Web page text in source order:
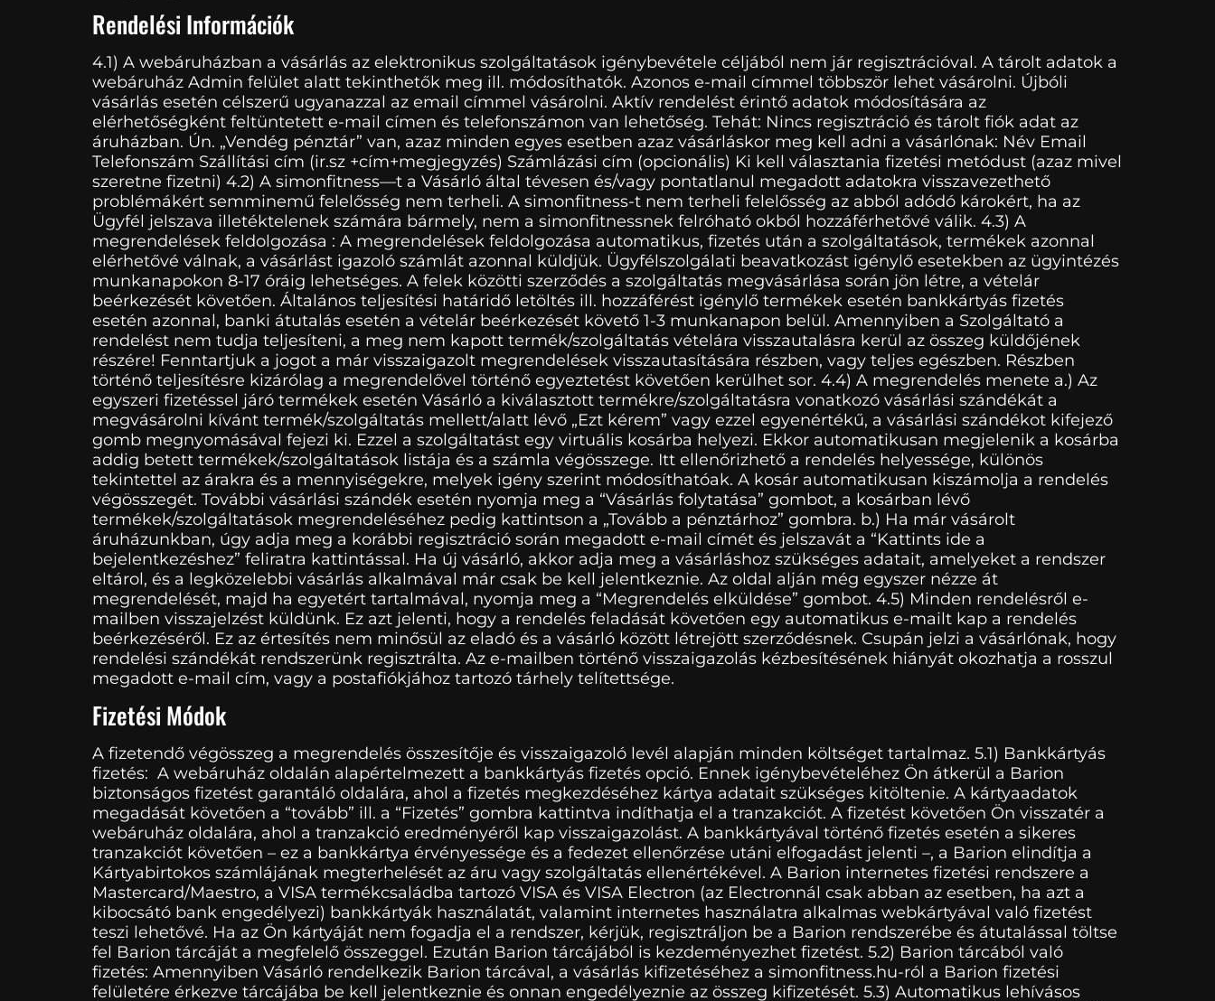
Rendelési Információk
4.1) A webáruházban a vásárlás az elektronikus szolgáltatások igénybevétele céljából nem jár regisztrációval. A tárolt adatok a
webáruház Admin felület alatt tekinthetők meg ill. módosíthatók. Azonos e-mail címmel többször lehet vásárolni. Újbóli
vásárlás esetén célszerű ugyanazzal az email címmel vásárolni. Aktív rendelést érintő adatok módosítására az
elérhetőségként feltüntetett e-mail címen és telefonszámon van lehetőség. Tehát: Nincs regisztráció és tárolt fiók adat az
áruházban. Ún. „Vendég pénztár” van, azaz minden egyes esetben azaz vásárláskor meg kell adni a vásárlónak: Név Email
Telefonszám Szállítási cím (ir.sz +cím+megjegyzés) Számlázási cím (opcionális) Ki kell választania fizetési metódust (azaz mivel
szeretne fizetni) 4.2) A simonfitness—t a Vásárló által tévesen és/vagy pontatlanul megadott adatokra visszavezethető
problémákért semminemű felelősség nem terheli. A simonfitness-t nem terheli felelősség az abból adódó károkért, ha az
Ügyfél jelszava illetéktelenek számára bármely, nem a simonfitnessnek felróható okból hozzáférhetővé válik. 4.3) A
megrendelések feldolgozása : A megrendelések feldolgozása automatikus, fizetés után a szolgáltatások, termékek azonnal
elérhetővé válnak, a vásárlást igazoló számlát azonnal küldjük. Ügyfélszolgálati beavatkozást igénylő esetekben az ügyintézés
munkanapokon 8-17 óráig lehetséges. A felek közötti szerződés a szolgáltatás megvásárlása során jön létre, a vételár
beérkezését követően. Általános teljesítési határidő letöltés ill. hozzáférést igénylő termékek esetén bankkártyás fizetés
esetén azonnal, banki átutalás esetén a vételár beérkezését követő 1-3 munkanapon belül. Amennyiben a Szolgáltató a
rendelést nem tudja teljesíteni, a meg nem kapott termék/szolgáltatás vételára visszautalásra kerül az összeg küldőjének
részére! Fenntartjuk a jogot a már visszaigazolt megrendelések visszautasítására részben, vagy teljes egészben. Részben
történő teljesítésre kizárólag a megrendelővel történő egyeztetést követően kerülhet sor. 4.4) A megrendelés menete a.) Az
egyszeri fizetéssel járó termékek esetén Vásárló a kiválasztott termékre/szolgáltatásra vonatkozó vásárlási szándékát a
megvásárolni kívánt termék/szolgáltatás mellett/alatt lévő „Ezt kérem” vagy ezzel egyenértékű, a vásárlási szándékot kifejező
gomb megnyomásával fejezi ki. Ezzel a szolgáltatást egy virtuális kosárba helyezi. Ekkor automatikusan megjelenik a kosárba
addig betett termékek/szolgáltatások listája és a számla végösszege. Itt ellenőrizhető a rendelés helyessége, különös
tekintettel az árakra és a mennyiségekre, melyek igény szerint módosíthatóak. A kosár automatikusan kiszámolja a rendelés
végösszegét. További vásárlási szándék esetén nyomja meg a “Vásárlás folytatása” gombot, a kosárban lévő
termékek/szolgáltatások megrendeléséhez pedig kattintson a „Tovább a pénztárhoz” gombra. b.) Ha már vásárolt
áruházunkban, úgy adja meg a korábbi regisztráció során megadott e-mail címét és jelszavát a “Kattints ide a
bejelentkezéshez” feliratra kattintással. Ha új vásárló, akkor adja meg a vásárláshoz szükséges adatait, amelyeket a rendszer
eltárol, és a legközelebbi vásárlás alkalmával már csak be kell jelentkeznie. Az oldal alján még egyszer nézze át
megrendelését, majd ha egyetért tartalmával, nyomja meg a “Megrendelés elküldése” gombot. 4.5) Minden rendelésről e-
mailben visszajelzést küldünk. Ez azt jelenti, hogy a rendelés feladását követően egy automatikus e-mailt kap a rendelés
beérkezéséről. Ez az értesítés nem minősül az eladó és a vásárló között létrejött szerződésnek. Csupán jelzi a vásárlónak, hogy
rendelési szándékát rendszerünk regisztrálta. Az e-mailben történő visszaigazolás kézbesítésének hiányát okozhatja a rosszul
megadott e-mail cím, vagy a postafiókjához tartozó tárhely telítettsége.
Fizetési Módok
A fizetendő végösszeg a megrendelés összesítője és visszaigazoló levél alapján minden költséget tartalmaz. 5.1) Bankkártyás
fizetés: A webáruház oldalán alapértelmezett a bankkártyás fizetés opció. Ennek igénybevételéhez Ön átkerül a Barion
biztonságos fizetést garantáló oldalára, ahol a fizetés megkezdéséhez kártya adatait szükséges kitöltenie. A kártyaadatok
megadását követően a “tovább” ill. a “Fizetés” gombra kattintva indíthatja el a tranzakciót. A fizetést követően Ön visszatér a
webáruház oldalára, ahol a tranzakció eredményéről kap visszaigazolást. A bankkártyával történő fizetés esetén a sikeres
tranzakciót követően – ez a bankkártya érvényessége és a fedezet ellenőrzése utáni elfogadást jelenti –, a Barion elindítja a
Kártyabirtokos számlájának megterhelését az áru vagy szolgáltatás ellenértékével. A Barion internetes fizetési rendszere a
Mastercard/Maestro, a VISA termékcsaládba tartozó VISA és VISA Electron (az Electronnál csak abban az esetben, ha azt a
kibocsátó bank engedélyezi) bankkártyák használatát, valamint internetes használatra alkalmas webkártyával való fizetést
teszi lehetővé. Ha az Ön kártyáját nem fogadja el a rendszer, kérjük, regisztráljon be a Barion rendszerébe és átutalással töltse
fel Barion tárcáját a megfelelő összeggel. Ezután Barion tárcájából is kezdeményezhet fizetést. 5.2) Barion tárcából való
fizetés: Amennyiben Vásárló rendelkezik Barion tárcával, a vásárlás kifizetéséhez a simonfitness.hu-ról a Barion fizetési
felületére érkezve tárcájába be kell jelentkeznie és onnan engedélyeznie az összeg kifizetését. 5.3) Automatikus lehívásos